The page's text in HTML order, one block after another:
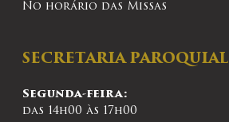
No horário das Missas
SECRETARIA PAROQUIAL
Segunda-feira:
das 14h00 às 17h00